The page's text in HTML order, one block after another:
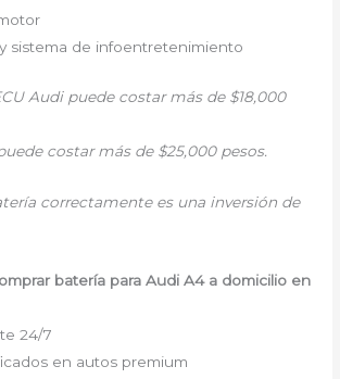
sistema de infoentretenimiento
Audi puede costar más de $18,000
costar más de $25,000 pesos.
correctamente es una inversión de
batería para Audi A4 a domicilio en
24/7
en autos premium